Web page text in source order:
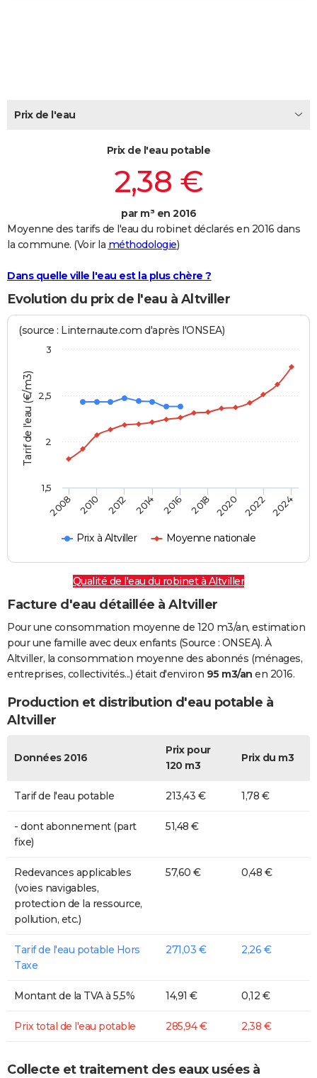
FORUM
Bricolage
Lifestyle
Culture
Sport
Auto
Television
Voyage
Cinema
Prix de l'eau
Prix de l'eau potable
2,38 €
par m³ en 2016
Moyenne des tarifs de l'eau du robinet déclarés en 2016 dans
la commune. (Voir la méthodologie)
Dans quelle ville l'eau est la plus chère ?
Evolution du prix de l'eau à Altviller
Tarif de l'eau (€/m3)
(source : Linternaute.com d'après l'ONSEA)
Prix à Altviller Moyenne nationale
2008 2010 2012 2014 2016 2018 2020 2022 2024
2
2,5
3
1,5
Qualité de l'eau du robinet à Altviller
Facture d'eau détaillée à Altviller
Pour une consommation moyenne de 120 m3/an, estimation
pour une famille avec deux enfants (Source : ONSEA). À
Altviller, la consommation moyenne des abonnés (ménages,
entreprises, collectivités...) était d'environ 95 m3/an en 2016.
Production et distribution d'eau potable à
Altviller
Données 2016
Prix pour
120 m3
Prix du m3
Tarif de l'eau potable 213,43 € 1,78 €
- dont abonnement (part
fixe)
51,48 €
Redevances applicables
(voies navigables,
protection de la ressource,
pollution, etc.)
57,60 € 0,48 €
Tarif de l'eau potable Hors
Taxe
271,03 € 2,26 €
Montant de la TVA à 5,5% 14,91 € 0,12 €
Prix total de l'eau potable 285,94 € 2,38 €
Collecte et traitement des eaux usées à